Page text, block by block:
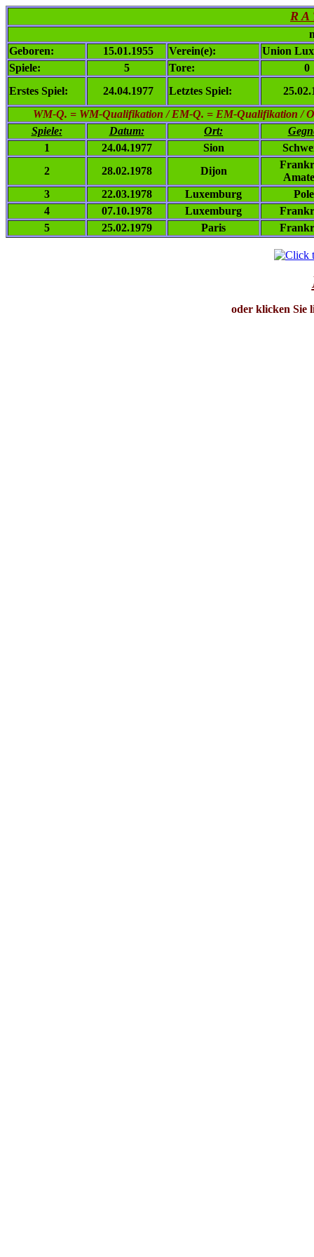
R A
Geboren:
15.01.1955 Verein(e):
Union
Spiele:
5 Tore:
0
Erstes Spiel:
24.04.1977 Letztes Spiel:
WM-Q. = WM-Qualifikation / EM-Q. = EM-Qualifikation /
Spiele:
Datum: Ort:
1
24.04.1977 Sion
2
28.02.1978 Dijon
3
22.03.1978 Luxemburg
4
07.10.1978 Luxemburg
5
25.02.1979 Paris
oder klicken Sie